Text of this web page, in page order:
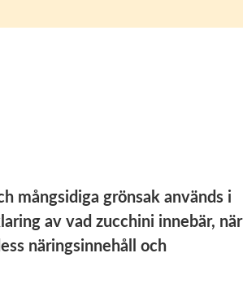
mångsidiga grönsak används i
av vad zucchini innebär, när
näringsinnehåll och